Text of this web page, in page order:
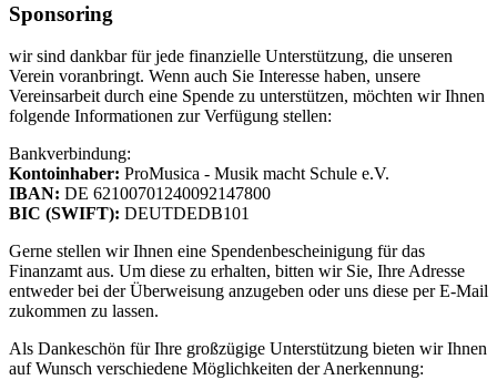
Sponsoring
wir sind dankbar für jede finanzielle Unterstützung, die unseren
Verein voranbringt. Wenn auch Sie Interesse haben, unsere
Vereinsarbeit durch eine Spende zu unterstützen, möchten wir Ihnen
folgende Informationen zur Verfügung stellen:
Bankverbindung:
Kontoinhaber: ProMusica - Musik macht Schule e.V.
IBAN: DE 62100701240092147800
BIC (SWIFT): DEUTDEDB101
Gerne stellen wir Ihnen eine Spendenbescheinigung für das
Finanzamt aus. Um diese zu erhalten, bitten wir Sie, Ihre Adresse
entweder bei der Überweisung anzugeben oder uns diese per E-Mail
zukommen zu lassen.
Als Dankeschön für Ihre großzügige Unterstützung bieten wir Ihnen
auf Wunsch verschiedene Möglichkeiten der Anerkennung: